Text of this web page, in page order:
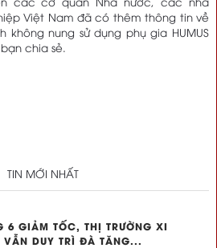
Việt Nam đã có thêm thông tin về
nung sử dụng phụ gia HUMUS
chia sẻ.
TIN MỚI NHẤT
6 GIẢM TỐC, THỊ TRƯỜNG XI
VẪN DUY TRÌ ĐÀ TĂNG...